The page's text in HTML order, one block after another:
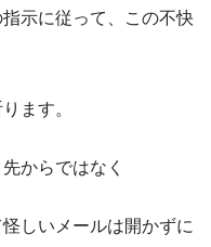
示に従って、この不快
ます。
からではなく
しいメールは開かずに